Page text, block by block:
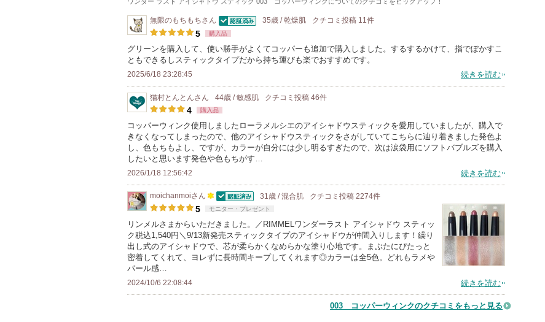
無限のもちもちさん
認証済
35歳 / 乾燥肌 クチコミ投稿 11件
5 購入品
グリーンを購入して、使い勝手がよくてコッパーも追加で購入しました。するするかけて、指でぼかすこ
ともできるしスティックタイプだから持ち運びも楽でおすすめです。
2025/6/18 23:28:45 続きを読む
猫村とんとんさん 44歳 / 敏感肌 クチコミ投稿 46件
4 購入品
コッパーウィンク使用しましたローラメルシエのアイシャドウスティックを愛用していましたが、購入で
きなくなってしまったので、他のアイシャドウスティックをさがしていてこちらに辿り着きました発色よ
し、色もちもよし、ですが、カラーが自分には少し明るすぎたので、次は涙袋用にソフトバブルズを購入
したいと思います発色や色もちがす…
2026/1/18 12:56:42 続きを読む
moichanmoiさん
100
人
以
上
ン
認証済
31歳 / 混合肌 クチコミ投稿 2274件
5 モニター・プレゼント
リンメルさまからいただきました。／RIMMELワンダーラスト アイシャドウ スティッ
ク税込1,540円＼9/13新発売スティックタイプのアイシャドウが仲間入りします！繰り
出し式のアイシャドウで、芯が柔らかくなめらかな塗り心地です。まぶたにぴたっと
密着してくれて、ヨレずに長時間キープしてくれます◎カラーは全5色。どれもラメや
パール感…
2024/10/6 22:08:44 続きを読む
003 コッパーウィンクのクチコミをもっと見る